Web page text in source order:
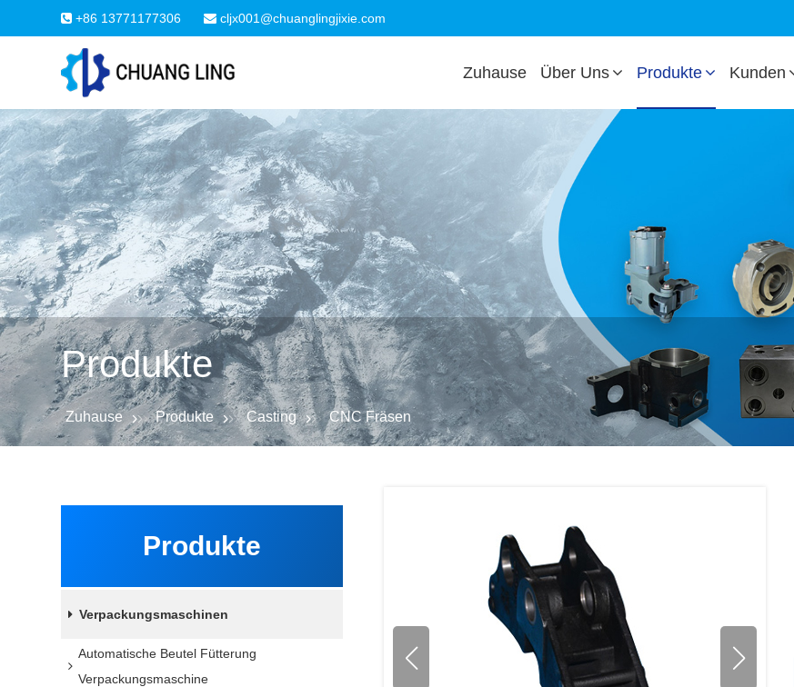
+86 13771177306 cljx001@chuanglingjixie.com
Zuhause Über Uns Produkte Kunden
Produkte
Zuhause Produkte Casting CNC Fräsen
Produkte
Verpackungsmaschinen
Automatische Beutel Fütterung
Verpackungsmaschine